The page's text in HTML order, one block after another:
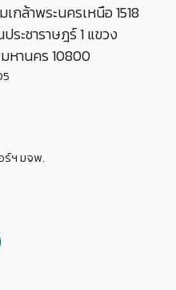
กล้าพระนครเหนือ 1518
ระชาราษฎร์ 1 แขวง
หานคร 10800
ร์ฯ มจพ.